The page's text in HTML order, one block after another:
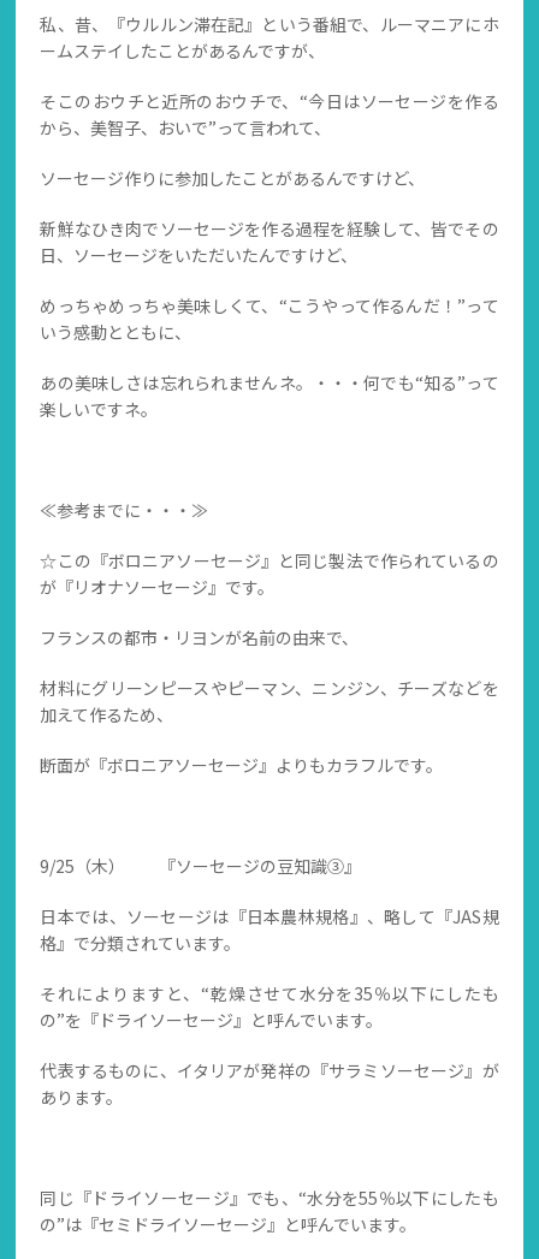
私、昔、『ウルルン滞在記』という番組で、ルーマニアにホ
ームステイしたことがあるんですが、
そこのおウチと近所のおウチで、“今日はソーセージを作る
から、美智子、おいで”って言われて、
ソーセージ作りに参加したことがあるんですけど、
新鮮なひき肉でソーセージを作る過程を経験して、皆でその
日、ソーセージをいただいたんですけど、
めっちゃめっちゃ美味しくて、“こうやって作るんだ！”って
いう感動とともに、
あの美味しさは忘れられませんネ。・・・何でも“知る”って
楽しいですネ。
≪参考までに・・・≫
☆この『ボロニアソーセージ』と同じ製法で作られているの
が『リオナソーセージ』です。
フランスの都市・リヨンが名前の由来で、
材料にグリーンピースやピーマン、ニンジン、チーズなどを
加えて作るため、
断面が『ボロニアソーセージ』よりもカラフルです。
9/25（木） 『ソーセージの豆知識③』
日本では、ソーセージは『日本農林規格』、略して『JAS規
格』で分類されています。
それによりますと、“乾燥させて水分を35％以下にしたも
の”を『ドライソーセージ』と呼んでいます。
代表するものに、イタリアが発祥の『サラミソーセージ』が
あります。
同じ『ドライソーセージ』でも、“水分を55％以下にしたも
の”は『セミドライソーセージ』と呼んでいます。